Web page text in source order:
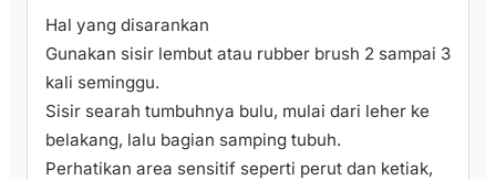
Hal yang disarankan
Gunakan sisir lembut atau rubber brush 2 sampai 3
kali seminggu.
Sisir searah tumbuhnya bulu, mulai dari leher ke
belakang, lalu bagian samping tubuh.
Perhatikan area sensitif seperti perut dan ketiak,